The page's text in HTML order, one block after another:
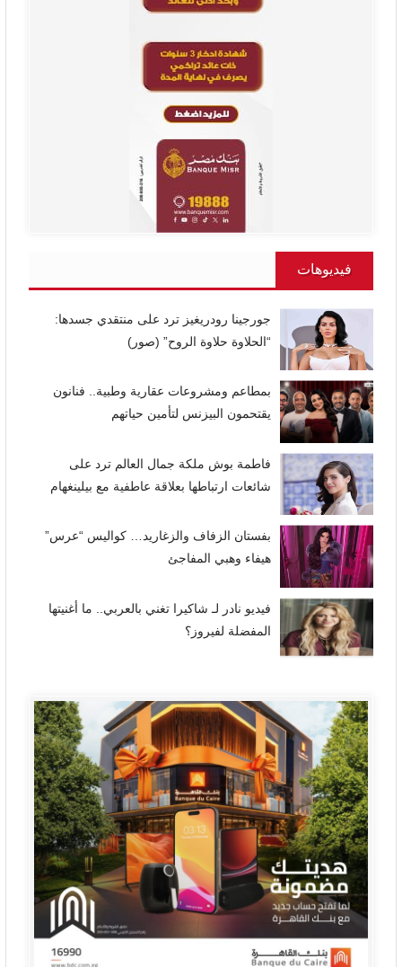
فيديوهات
جورجينا رودريغيز ترد على منتقدي جسدها:
“الحلاوة حلاوة الروح” (صور)
بمطاعم ومشروعات عقارية وطبية.. فنانون
يقتحمون البيزنس لتأمين حياتهم
فاطمة بوش ملكة جمال العالم ترد على
شائعات ارتباطها بعلاقة عاطفية مع بيلينغهام
بفستان الزفاف والزغاريد… كواليس “عرس”
هيفاء وهبي المفاجئ
فيديو نادر لـ شاكيرا تغني بالعربي.. ما أغنيتها
المفضلة لفيروز؟